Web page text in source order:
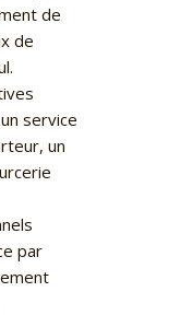
de
de
service
un
par